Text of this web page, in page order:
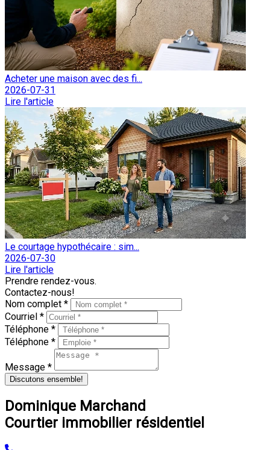
Acheter une maison avec des fi...
2026-07-31
Lire l'article
Le courtage hypothécaire : sim...
2026-07-30
Lire l'article
Prendre rendez-vous.
Contactez-nous!
Nom complet *
Courriel *
Téléphone *
Téléphone *
Message *
Discutons ensemble!
Dominique Marchand
Courtier immobilier résidentiel